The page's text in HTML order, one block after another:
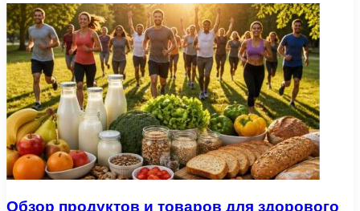
Обзор продуктов и товаров для здорового